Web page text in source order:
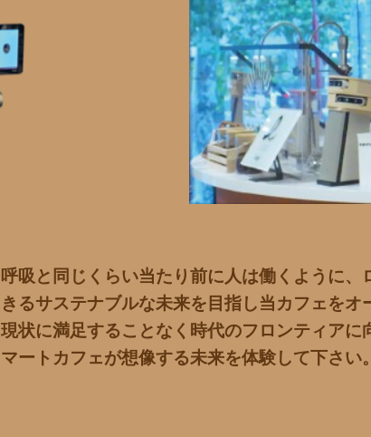
呼吸と同じくらい当たり前に人は働くように
きるサステナブルな未来を目指し当カフェをオ
現状に満足することなく時代のフロンティアに
マートカフェが想像する未来を体験して下さい。